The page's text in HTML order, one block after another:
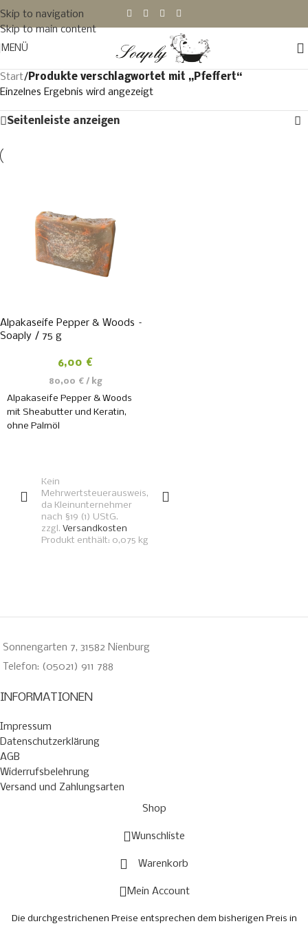
Skip to navigation
Skip to main content
MENÜ
Start/Produkte verschlagwortet mit „Pfeffert“
Einzelnes Ergebnis wird angezeigt
Seitenleiste anzeigen
Alpakaseife Pepper & Woods –
Soaply / 75 g
6,00 €
80,00 € / kg
Alpakaseife Pepper & Woods
mit Sheabutter und Keratin,
ohne Palmöl
Kein
Mehrwertsteuerausweis,
da Kleinunternehmer
nach §19 (1) UStG.
zzgl. Versandkosten
Produkt enthält: 0,075 kg
Sonnengarten 7, 31582 Nienburg
Telefon: (05021) 911 788
INFORMATIONEN
Impressum
Datenschutzerklärung
AGB
Widerrufsbelehrung
Versand und Zahlungsarten
Shop
Wunschliste
Warenkorb
Mein Account
Die durchgestrichenen Preise entsprechen dem bisherigen Preis in